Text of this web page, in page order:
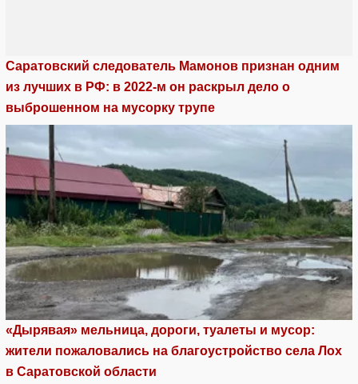
Саратовский следователь Мамонов признан одним
из лучших в РФ: в 2022-м он раскрыл дело о
выброшенном на мусорку трупе
«Дырявая» мельница, дороги, туалеты и мусор:
жители пожаловались на благоустройство села Лох
в Саратовской области